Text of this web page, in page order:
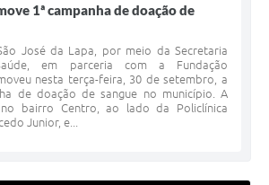
1ª campanha de doação de
José da Lapa, por meio da Secretaria
em parceria com a Fundação
nesta terça-feira, 30 de setembro, a
de doação de sangue no município. A
bairro Centro, ao lado da Policlínica
Junior, e...